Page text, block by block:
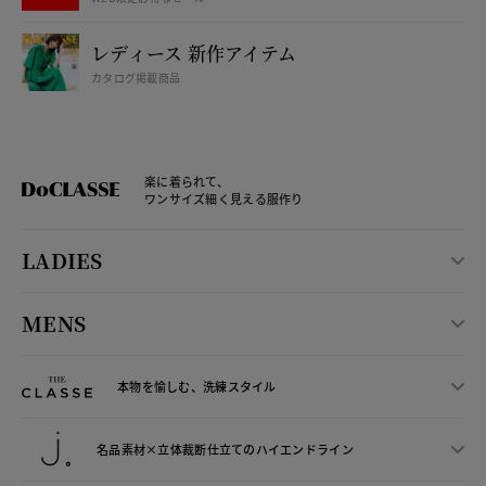
レディース 新作アイテム
カタログ掲載商品
楽に着られて、
ワンサイズ細く見える服作り
LADIES
MENS
本物を愉しむ、洗練スタイル
名品素材×立体裁断仕立てのハイエンドライン